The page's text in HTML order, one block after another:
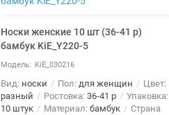
Носки женские 10 шт (36-41 р)
бамбук KiE_Y220-5
KiE_030216
Вид: носки Пол: для женщин
Цвет:
разный
Ростовка: 36-41 р
Упаковка:
10 штук
Материал: бамбук
Страна